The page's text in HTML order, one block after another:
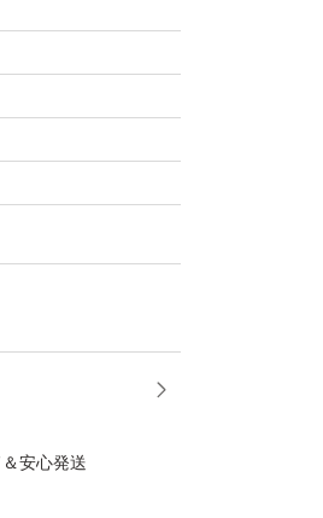
リメント、ボディ
定工場で製造され
全を第一にしてい
プセルタイプなの
おすすめ。毎日の
安心発送